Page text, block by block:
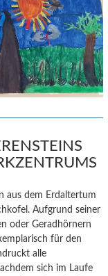
aus dem Erdaltertum
Aufgrund seiner
oder Geradhörnern
für den
alle
sich im Laufe